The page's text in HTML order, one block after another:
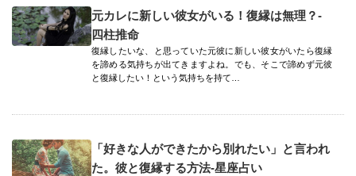
元カレに新しい彼女がいる！復縁は無理？-
四柱推命
復縁したいな、と思っていた元彼に新しい彼女がいたら復縁
を諦める気持ちが出てきますよね。でも、そこで諦めず元彼
と復縁したい！という気持ちを持て…
「好きな人ができたから別れたい」と言われ
た。彼と復縁する方法-星座占い